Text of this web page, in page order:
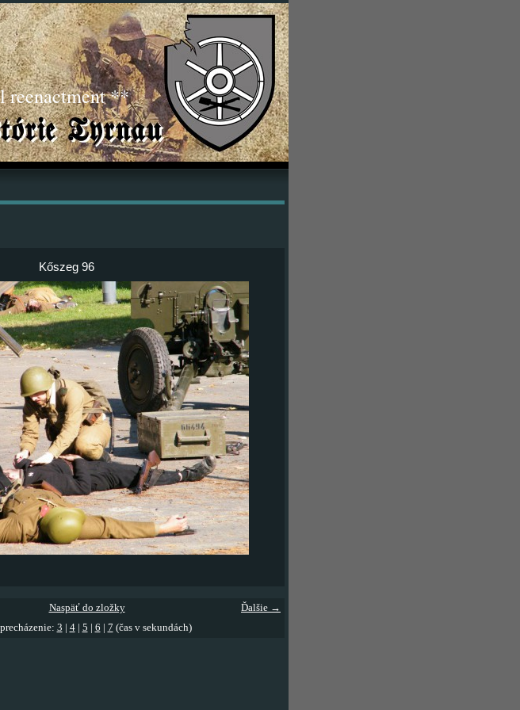
**
Kőszeg 96
Ďalšie →
Naspäť do zložky
3 4| 5 6 7 (čas v sekundách)